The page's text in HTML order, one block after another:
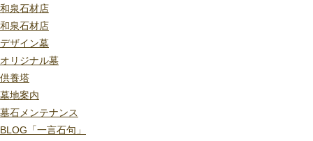
和泉石材店
和泉石材店
デザイン墓
オリジナル墓
供養塔
墓地案内
墓石メンテナンス
BLOG「一言石句」